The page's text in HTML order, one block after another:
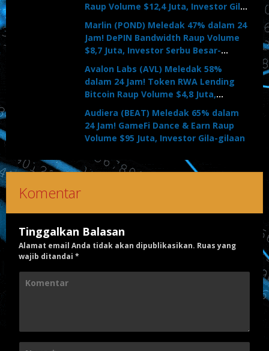
Raup Volume $12,4 Juta, Investor Gila-
gilaan
Marlin (POND) Meledak 47% dalam 24
Jam! DePIN Bandwidth Raup Volume
$8,7 Juta, Investor Serbu Besar-
besaran
Avalon Labs (AVL) Meledak 58%
dalam 24 Jam! Token RWA Lending
Bitcoin Raup Volume $4,8 Juta,
Investor Serbu
Audiera (BEAT) Meledak 65% dalam
24 Jam! GameFi Dance & Earn Raup
Volume $95 Juta, Investor Gila-gilaan
Komentar
Tinggalkan Balasan
Alamat email Anda tidak akan dipublikasikan. Ruas yang
wajib ditandai *